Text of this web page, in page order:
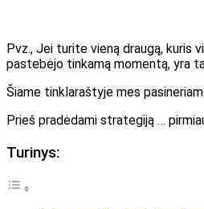
Pvz., Jei turite vieną draugą, kuris
pastebėjo tinkamą momentą, yra
Šiame tinklaraštyje mes
Prieš pradėdami strategiją …
Turinys: